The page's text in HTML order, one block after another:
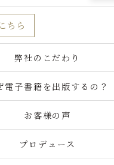
ちら
弊社のこだわり
電子書籍を出版するの？
お客様の声
プロデュース